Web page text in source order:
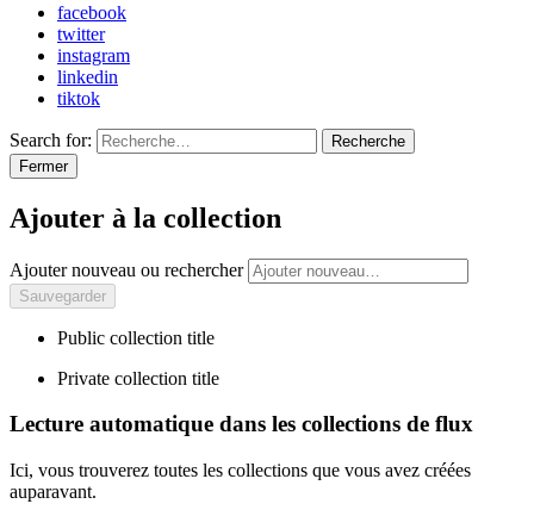
facebook
twitter
instagram
linkedin
tiktok
Search for:
Recherche
Fermer
Ajouter à la collection
Ajouter nouveau ou rechercher
Public collection title
Private collection title
Lecture automatique dans les collections de flux
Ici, vous trouverez toutes les collections que vous avez créées
auparavant.